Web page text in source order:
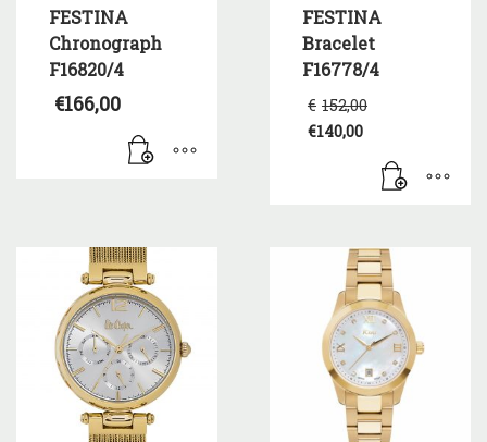
FESTINA
Chronograph
F16820/4
€166,00
FESTINA
Bracelet
F16778/4
€ 152,00
€152,00.
€140,00
τρέχουσα